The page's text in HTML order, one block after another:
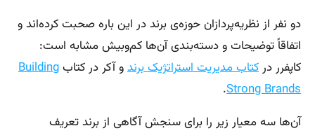
دو نفر از نظریه‌پردازان حوزه‌ی برند در این باره صحبت کرده‌اند و
اتفاقاً توضیحات و دسته‌بندی آن‌ها کم‌و‌بیش مشابه است:
کاپفرر درکتاب مدیریت استراتژیک برندو آکر در کتابBuilding
Strong Brands
.
آن‌ها سه معیار زیر را برای سنجش آگاهی از برند تعریف